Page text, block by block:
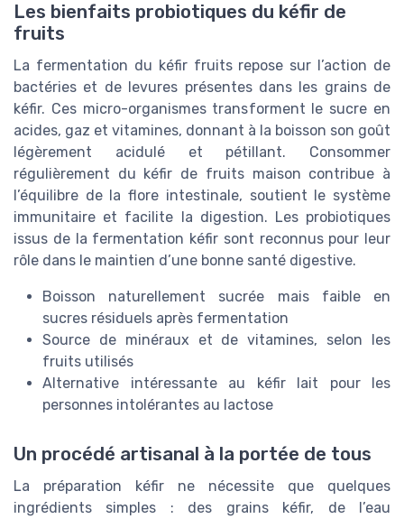
Les bienfaits probiotiques du kéfir de
fruits
La fermentation du kéfir fruits repose sur l’action de
bactéries et de levures présentes dans les grains de
kéfir. Ces micro-organismes transforment le sucre en
acides, gaz et vitamines, donnant à la boisson son goût
légèrement acidulé et pétillant. Consommer
régulièrement du kéfir de fruits maison contribue à
l’équilibre de la flore intestinale, soutient le système
immunitaire et facilite la digestion. Les probiotiques
issus de la fermentation kéfir sont reconnus pour leur
rôle dans le maintien d’une bonne santé digestive.
Boisson naturellement sucrée mais faible en
sucres résiduels après fermentation
Source de minéraux et de vitamines, selon les
fruits utilisés
Alternative intéressante au kéfir lait pour les
personnes intolérantes au lactose
Un procédé artisanal à la portée de tous
La préparation kéfir ne nécessite que quelques
ingrédients simples : des grains kéfir, de l’eau